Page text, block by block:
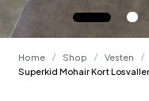
Home / Shop / Vesten /